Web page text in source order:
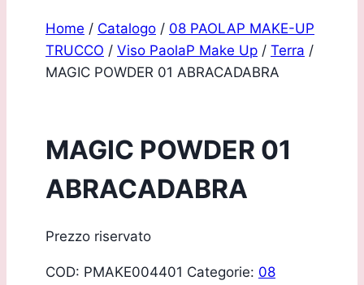
Home / Catalogo / 08 PAOLAP MAKE-UP
TRUCCO / Viso PaolaP Make Up / Terra /
MAGIC POWDER 01 ABRACADABRA
MAGIC POWDER 01
ABRACADABRA
Prezzo riservato
COD: PMAKE004401 Categorie: 08